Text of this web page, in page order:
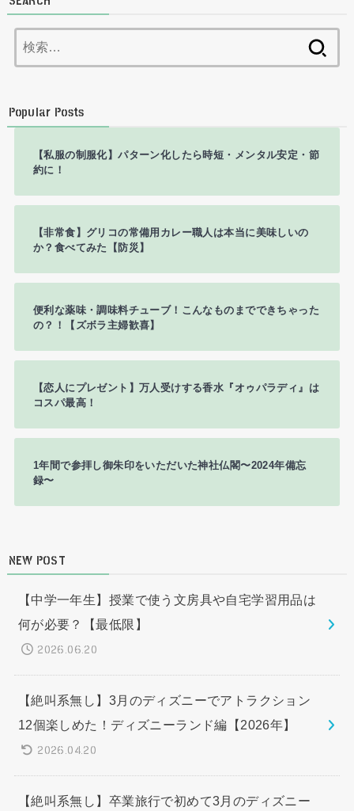
索:
Popular Posts
【私服の制服化】パターン化したら時短・メンタル安定・節
約に！
【非常食】グリコの常備用カレー職人は本当に美味しいの
か？食べてみた【防災】
便利な薬味・調味料チューブ！こんなものまでできちゃった
の？！【ズボラ主婦歓喜】
【恋人にプレゼント】万人受けする香水『オゥパラディ』は
コスパ最高！
1年間で参拝し御朱印をいただいた神社仏閣〜2024年備忘
録〜
NEW POST
【中学一年生】授業で使う文房具や自宅学習用品は
何が必要？【最低限】
2026.06.20
【絶叫系無し】3月のディズニーでアトラクション
12個楽しめた！ディズニーランド編【2026年】
2026.04.20
【絶叫系無し】卒業旅行で初めて3月のディズニー